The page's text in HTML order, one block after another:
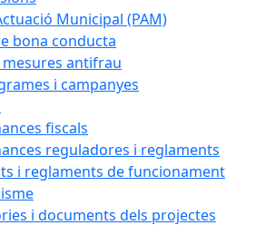
Municipal (PAM)
bona conducta
mesures antifrau
i campanyes
fiscals
reguladores i reglaments
i reglaments de funcionament
i documents dels projectes